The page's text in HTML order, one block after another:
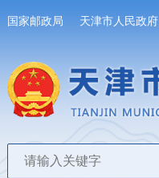
国家邮政局 天津市人民政府